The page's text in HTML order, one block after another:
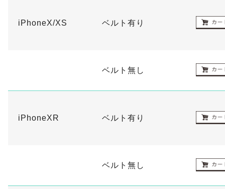
iPhoneX/XS ベルト有り
ベルト無し
iPhoneXR ベルト有り
ベルト無し